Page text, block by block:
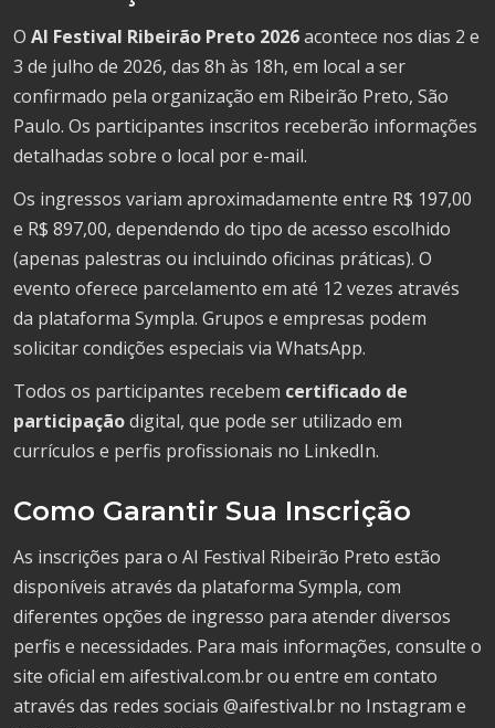
O AI Festival Ribeirão Preto 2026acontece nos dias 2 e
3 de julho de 2026, das 8h às 18h, em local a ser
confirmado pela organização em Ribeirão Preto, São
Paulo. Os participantes inscritos receberão informações
detalhadas sobre o local por e-mail.
Os ingressos variam aproximadamente entre R$ 197,00
e R$ 897,00, dependendo do tipo de acesso escolhido
(apenas palestras ou incluindo oficinas práticas). O
evento oferece parcelamento em até 12 vezes através
da plataforma Sympla. Grupos e empresas podem
solicitar condições especiais via WhatsApp.
Todos os participantes recebem certificado de
participaçãodigital, que pode ser utilizado em
currículos e perfis profissionais no LinkedIn.
Como Garantir Sua Inscrição
As inscrições para o AI Festival Ribeirão Preto estão
disponíveis através da plataforma Sympla, com
diferentes opções de ingresso para atender diversos
perfis e necessidades. Para mais informações, consulte o
site oficial em aifestival.com.br ou entre em contato
através das redes sociais @aifestival.br no Instagram e